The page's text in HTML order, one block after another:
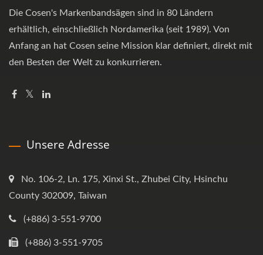
Die Cosen's Markenbandsägen sind in 80 Ländern
erhältlich, einschließlich Nordamerika (seit 1989). Von
Anfang an hat Cosen seine Mission klar definiert, direkt mit
den Besten der Welt zu konkurrieren.
Unsere Adresse
No. 106-2, Ln. 175, Xinxi St., Zhubei City, Hsinchu
County 302009, Taiwan
(+886) 3-551-9700
(+886) 3-551-9705